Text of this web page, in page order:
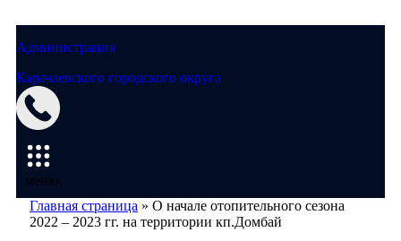
Администрация
Карачаевского городского округа
меню
Главная страница » О начале отопительного сезона
2022 – 2023 гг. на территории кп.Домбай